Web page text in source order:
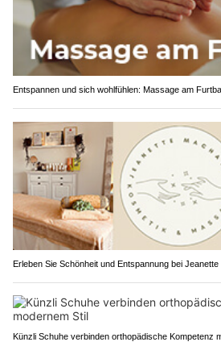
Entspannen und sich wohlfühlen: Massage am
Erleben Sie Schönheit und Entspannung bei
Künzli Schuhe verbinden orthopädische Kompetenz